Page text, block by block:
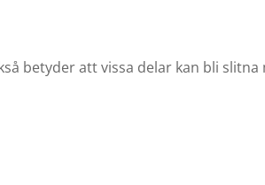
betyder att vissa delar kan bli